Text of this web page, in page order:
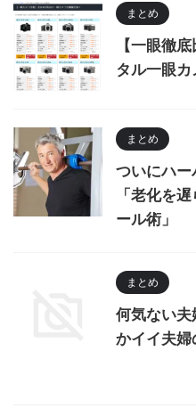
まとめ
【一眼徹
タル一眼カ
まとめ
ついにハー
「老化を
ール術」
まとめ
何気ない
かイイ夫婦